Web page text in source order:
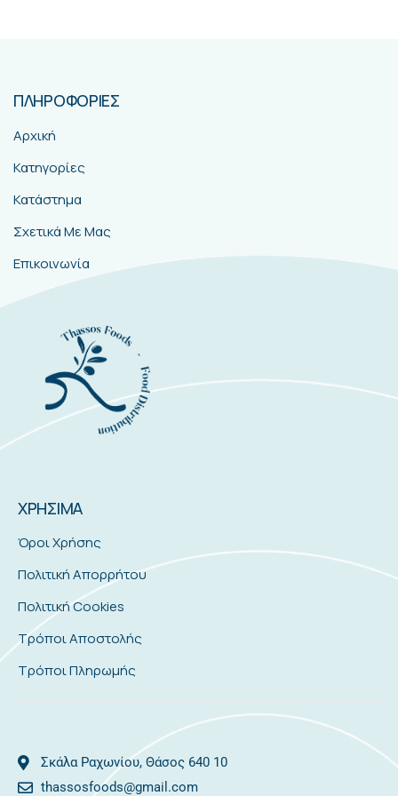
ΠΛΗΡΟΦΟΡΙΕΣ
Αρχική
Κατηγορίες
Κατάστημα
Σχετικά Με Μας
Επικοινωνία
ΧΡΗΣΙΜΑ
Όροι Χρήσης
Πολιτική Απορρήτου
Πολιτική Cookies
Τρόποι Αποστολής
Τρόποι Πληρωμής
Σκάλα Ραχωνίου, Θάσος 640 10
thassosfoods@gmail.com